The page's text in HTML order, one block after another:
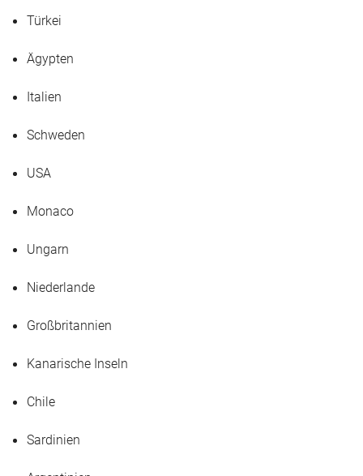
Türkei
Ägypten
Italien
Schweden
USA
Monaco
Ungarn
Niederlande
Großbritannien
Kanarische Inseln
Chile
Sardinien